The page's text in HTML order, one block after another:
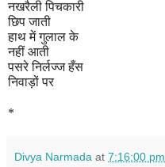
नखरैली पिचकारी
छिप जाती
हाथ में गुलाल के
नहीं आती
पसरे निर्लज्ज हँस
निवाड़ों पर
*
Divya Narmada at 7:16:00 pm